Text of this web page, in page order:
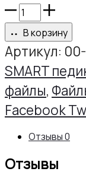
Количество
товара
Файлы
RA
диск
L
50шт/
уп
В корзину
Артикул:
SMART
файлы,
Share
Facebook
Отзывы0
Отзывы